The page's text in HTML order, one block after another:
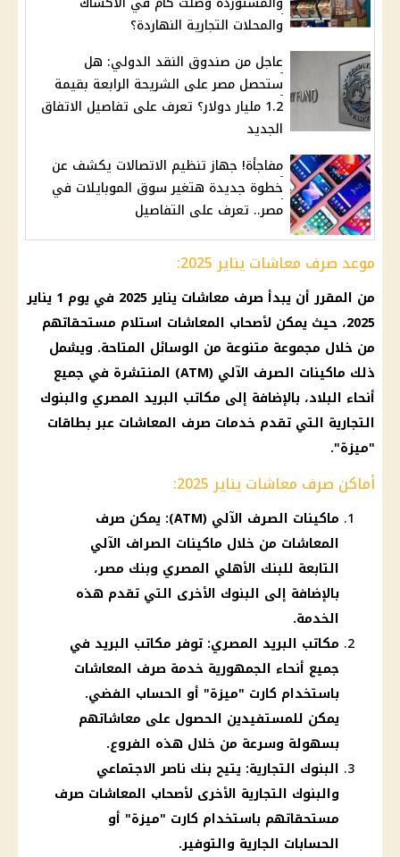
والمحلات التجارية النهاردة؟
عاجل من صندوق النقد الدولي: هل
ستحصل مصر على الشريحة الرابعة بقيمة
1.2 مليار دولار؟ تعرف على تفاصيل الاتفاق
الجديد
مفاجأة! جهاز تنظيم الاتصالات يكشف عن
خطوة جديدة هتغير سوق الموبايلات في
مصر.. تعرف على التفاصيل
موعد صرف معاشات يناير 2025:
من المقرر أن يبدأ صرف معاشات يناير 2025 في يوم 1
يناير
2025، حيث يمكن لأصحاب المعاشات استلام مستحقاتهم
من خلال مجموعة متنوعة من الوسائل المتاحة. ويشمل
ذلك ماكينات الصرف
الآلي (ATM) المنتشرة في جميع
أنحاء البلاد، بالإضافة إلى مكاتب البريد المصري والبنوك
التجارية التي تقدم خدمات صرف المعاشات عبر بطاقات
"ميزة".
أماكن صرف معاشات يناير 2025:
ماكينات الصرف الآلي (ATM): يمكن صرف
المعاشات من خلال ماكينات الصراف الآلي
التابعة للبنك الأهلي المصري وبنك مصر،
بالإضافة إلى البنوك الأخرى التي تقدم هذه
الخدمة.
مكاتب البريد المصري: توفر مكاتب البريد في
جميع أنحاء الجمهورية خدمة صرف المعاشات
باستخدام كارت "ميزة" أو الحساب الفضي.
يمكن للمستفيدين الحصول على معاشاتهم
بسهولة وسرعة من خلال هذه الفروع.
البنوك التجارية: يتيح بنك ناصر الاجتماعي
والبنوك التجارية الأخرى لأصحاب المعاشات صرف
مستحقاتهم باستخدام كارت "ميزة" أو
الحسابات الجارية والتوفير.